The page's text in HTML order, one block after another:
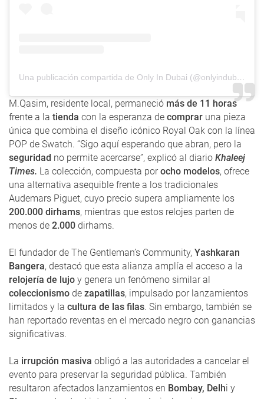
Una publicación compartida de Only In Dubai (@onlyindubai)
M.Qasim, residente local, permaneció más de 11 horas
frente a la tienda con la esperanza de comprar una pieza
única que combina el diseño icónico Royal Oak con la línea
POP de Swatch. “Sigo aquí esperando que abran, pero la
seguridad no permite acercarse”, explicó al diario Khaleej
Times. La colección, compuesta porocho modelos, ofrece
una alternativa asequible frente a los tradicionales
Audemars Piguet, cuyo precio supera ampliamente los
200.000 dirhams, mientras que estos relojes parten de
menos de 2.000 dirhams.
El fundador de The Gentleman’s Community, Yashkaran
Bangera, destacó que esta alianza amplía el acceso a la
relojería de lujo y genera un fenómeno similar al
coleccionismo de zapatillas, impulsado por lanzamientos
limitados y la cultura de las filas. Sin embargo, también se
han reportado reventas en el mercado negro con ganancias
significativas.
La irrupción masiva obligó a las autoridades a cancelar el
evento para preservar la seguridad pública. También
resultaron afectados lanzamientos en Bombay, Delhi y